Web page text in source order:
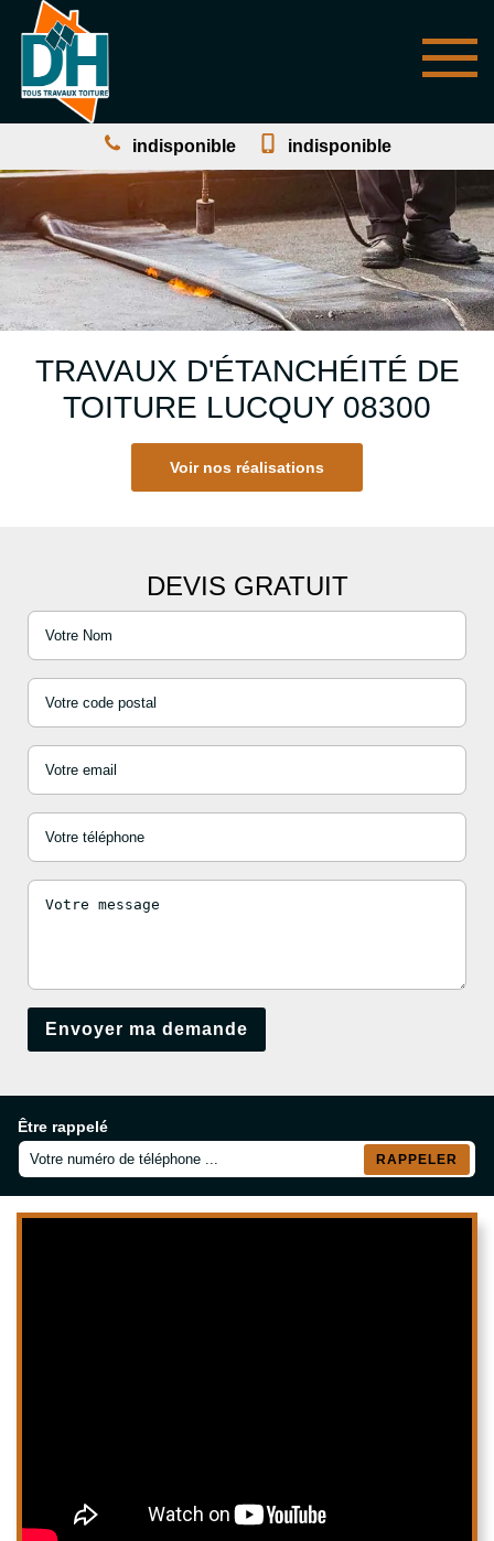
indisponible indisponible
TRAVAUX D'ÉTANCHÉITÉ DE
TOITURE LUCQUY 08300
Voir nos réalisations
DEVIS GRATUIT
Être rappelé